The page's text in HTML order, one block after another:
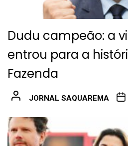
Dudu campeão: a
entrou para a
Fazenda
JORNAL SAQUAREMA